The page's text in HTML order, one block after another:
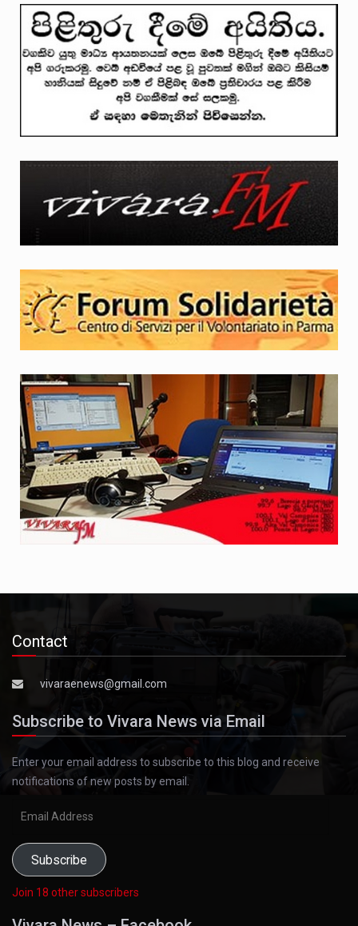
Contact
vivaraenews@gmail.com
Subscribe to Vivara News via Email
Enter your email address to subscribe to this blog and receive
notifications of new posts by email.
Subscribe
Join 18 other subscribers